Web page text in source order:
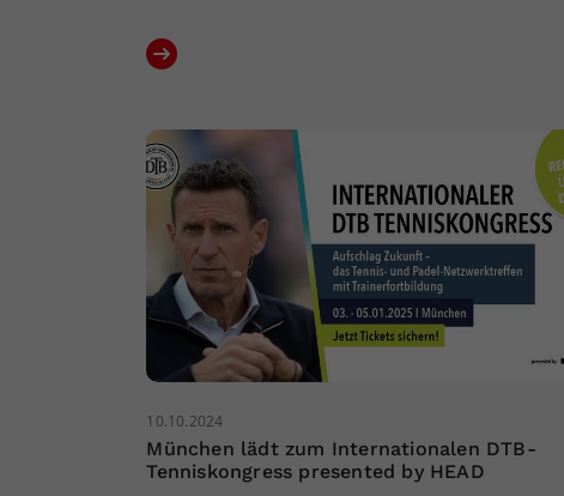
10.10.2024
München lädt zum Internationalen DTB-
Tenniskongress presented by HEAD